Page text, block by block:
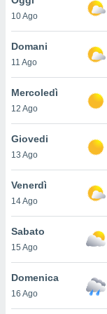
è
al sito
di
ci
di
il
un
la
nella
10 Ago
Domani
11 Ago
Mercoledì
12 Ago
Giovedi
13 Ago
Venerdì
14 Ago
Sabato
15 Ago
Domenica
16 Ago